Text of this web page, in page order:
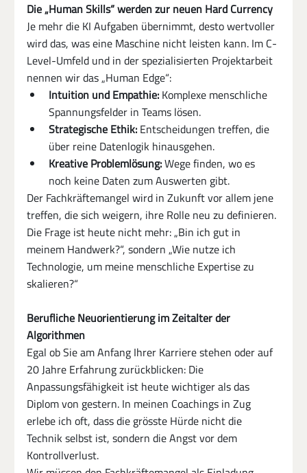
Die „Human Skills“ werden zur neuen Hard Currency
Je mehr die KI Aufgaben übernimmt, desto wertvoller
wird das, was eine Maschine nicht leisten kann. Im C-
Level-Umfeld und in der spezialisierten Projektarbeit
nennen wir das „Human Edge“:
Intuition und Empathie: Komplexe menschliche
Spannungsfelder in Teams lösen.
Strategische Ethik: Entscheidungen treffen, die
über reine Datenlogik hinausgehen.
Kreative Problemlösung: Wege finden, wo es
noch keine Daten zum Auswerten gibt.
Der Fachkräftemangel wird in Zukunft vor allem jene
treffen, die sich weigern, ihre Rolle neu zu definieren.
Die Frage ist heute nicht mehr: „Bin ich gut in
meinem Handwerk?“, sondern „Wie nutze ich
Technologie, um meine menschliche Expertise zu
skalieren?“
Berufliche Neuorientierung im Zeitalter der
Algorithmen
Egal ob Sie am Anfang Ihrer Karriere stehen oder auf
20 Jahre Erfahrung zurückblicken: Die
Anpassungsfähigkeit ist heute wichtiger als das
Diplom von gestern. In meinen Coachings in Zug
erlebe ich oft, dass die grösste Hürde nicht die
Technik selbst ist, sondern die Angst vor dem
Kontrollverlust.